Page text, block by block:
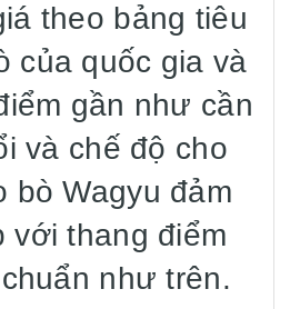
theo bảng tiêu
của quốc gia và
gần như cần
và chế độ cho
bò Wagyu đảm
với thang điểm
như trên.